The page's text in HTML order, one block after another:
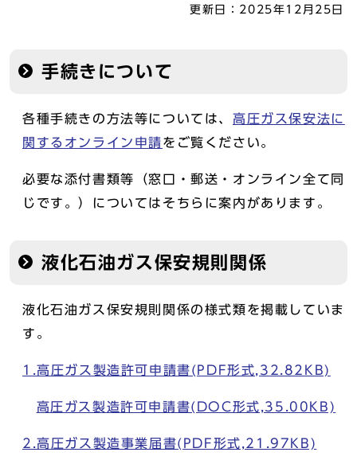
更新日： 2025年12月25日
手続きについて
各種手続きの方法等については、 高圧ガス保安法に
関するオンライン申請をご覧ください。
必要な添付書類等（窓口・郵送・オンライン全て同
じです。）についてはそちらに案内があります。
液化石油ガス保安規則関係
液化石油ガス保安規則関係の様式類を掲載していま
す。
1.高圧ガス製造許可申請書(PDF形式,32.82KB)
高圧ガス製造許可申請書(DOC形式,35.00KB)
2.高圧ガス製造事業届書(PDF形式,21.97KB)